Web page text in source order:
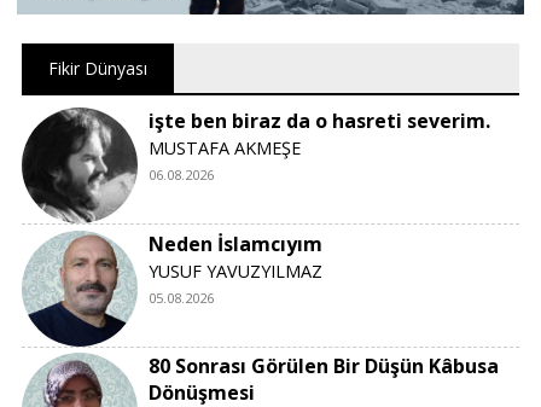
Fikir Dünyası
işte ben biraz da o hasreti severim.
MUSTAFA AKMEŞE
06.08.2026
Neden İslamcıyım
YUSUF YAVUZYILMAZ
05.08.2026
80 Sonrası Görülen Bir Düşün Kâbusa
Dönüşmesi